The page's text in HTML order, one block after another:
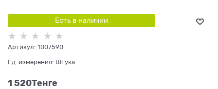
Есть в наличии
Артикул: 1007590
Ед. измерения: Штука
1 520Tенге